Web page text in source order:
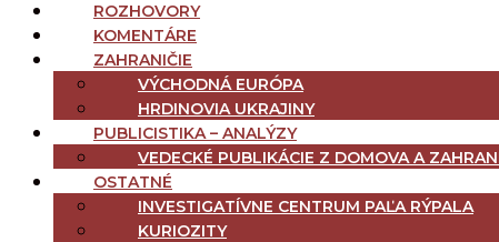
ROZHOVORY
KOMENTÁRE
ZAHRANIČIE
VÝCHODNÁ EURÓPA
HRDINOVIA UKRAJINY
PUBLICISTIKA – ANALÝZY
VEDECKÉ PUBLIKÁCIE Z DOMOVA A
OSTATNÉ
INVESTIGATÍVNE CENTRUM PAĽA RÝPALA
KURIOZITY